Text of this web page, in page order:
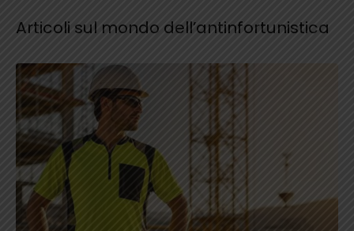
Articoli sul mondo dell’antinfortunistica